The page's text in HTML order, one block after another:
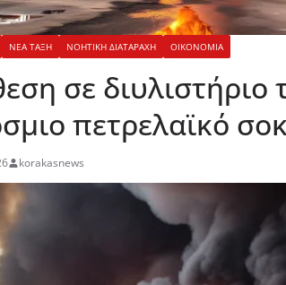
ΝΕΑ ΤΑΞΗ ΝΟΗΤΙΚΗ ΔΙΑΤΑΡΑΧΗ ΟΙΚΟΝΟΜΙΑ
σε διυλιστήριο
πετρελαϊκό
korakasnews